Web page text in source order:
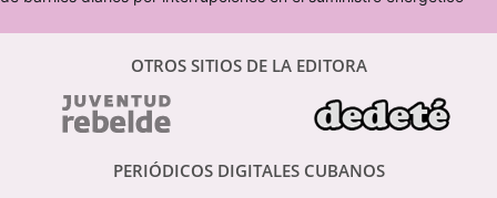
OTROS SITIOS DE LA EDITORA
PERIÓDICOS DIGITALES CUBANOS